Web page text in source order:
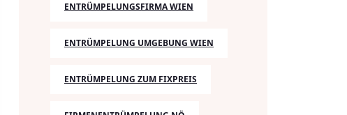
ENTRÜMPELUNGSFIRMA WIEN
ENTRÜMPELUNG UMGEBUNG WIEN
ENTRÜMPELUNG ZUM FIXPREIS